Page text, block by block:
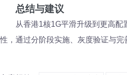
总结与建议
从香港1核1G平滑升级到更高
性，通过分阶段实施、灰度验证与